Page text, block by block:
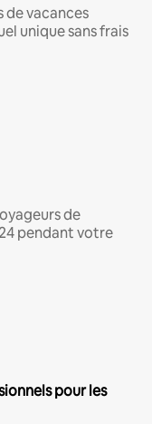
de vacances
unique sans frais
de
pendant votre
pour les